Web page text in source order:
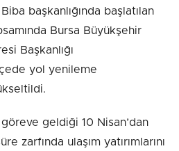
başkanlığında başlatılan
Bursa Büyükşehir
Başkanlığı
yol yenileme
göreve geldiği 10 Nisan’dan
zarfında ulaşım yatırımlarını